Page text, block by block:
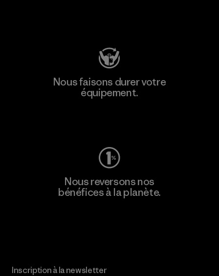
Nous faisons durer votre
équipement.
Nous reversons nos
bénéfices à la planète.
Inscription à la newsletter